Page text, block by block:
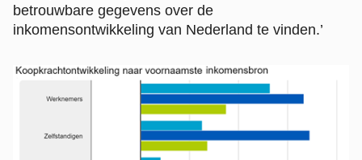
betrouwbare gegevens over de
inkomensontwikkeling van Nederland te vinden.’